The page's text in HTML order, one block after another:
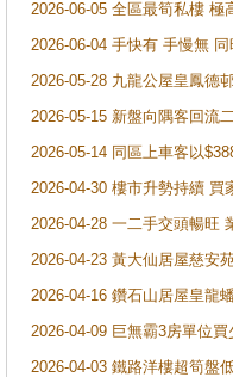
2026-06-05 全區最筍私樓
2026-06-04 手快有 手慢無
2026-05-28 九龍公屋皇鳳德
2026-05-15 新盤向隅客回流
2026-05-14 同區上車客以
2026-04-30 樓市升勢持續
2026-04-28 一二手交頭暢旺
2026-04-23 黃大仙居屋慈安
2026-04-16 鑽石山居屋皇龍
2026-04-09 巨無霸3房單位
2026-04-03 鐵路洋樓超筍盤